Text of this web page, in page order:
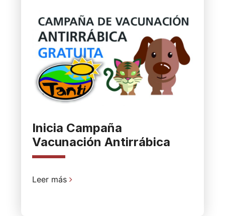
Inicia Campaña
Vacunación Antirrábica
Leer más